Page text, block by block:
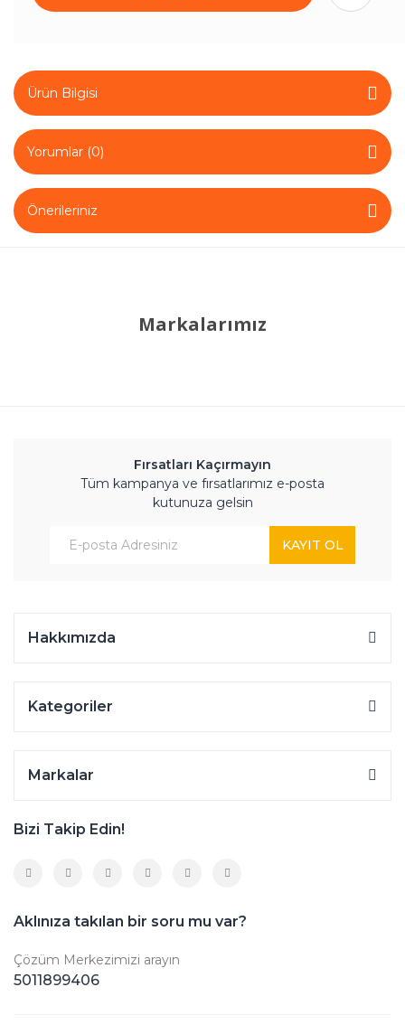
Ürün Bilgisi
Yorumlar (0)
Önerileriniz
Markalarımız
Fırsatları Kaçırmayın
Tüm kampanya ve fırsatlarımız e-posta
kutunuza gelsin
KAYIT OL
Hakkımızda
Kategoriler
Markalar
Bizi Takip Edin!
Aklınıza takılan bir soru mu var?
Çözüm Merkezimizi arayın
5011899406